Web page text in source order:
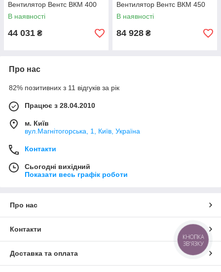
Вентилятор Вентс ВКМ 400
В наявності
44 031 ₴
Вентилятор Вентс ВКМ 450
В наявності
84 928 ₴
Про нас
82% позитивних з 11 відгуків за рік
Працює з 28.04.2010
м. Київ
вул.Магнітогорська, 1, Київ, Україна
Контакти
Сьогодні вихідний
Показати весь графік роботи
Про нас
Контакти
Доставка та оплата
КНОПКА
ЗВ'ЯЗКУ